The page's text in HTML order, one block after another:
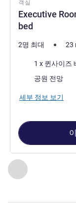
이전 - 객실
3 페이지 , 객실 1
객실
Executive
bed
2명 최대 23
1 x 퀸사이즈
공원 전망
세부 정보 보기